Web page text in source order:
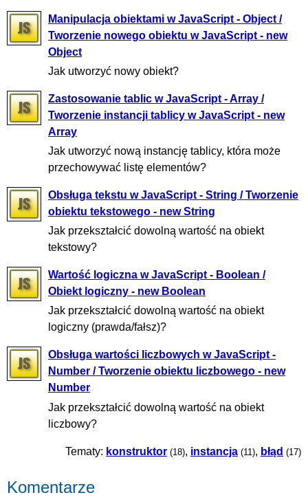
Manipulacja obiektami w JavaScript - Object /
Tworzenie nowego obiektu w JavaScript - new
Object
Jak utworzyć nowy obiekt?
Zastosowanie tablic w JavaScript - Array /
Tworzenie instancji tablicy w JavaScript - new
Array
Jak utworzyć nową instancję tablicy, która może
przechowywać listę elementów?
Obsługa tekstu w JavaScript - String / Tworzenie
obiektu tekstowego - new String
Jak przekształcić dowolną wartość na obiekt
tekstowy?
Wartość logiczna w JavaScript - Boolean /
Obiekt logiczny - new Boolean
Jak przekształcić dowolną wartość na obiekt
logiczny (prawda/fałsz)?
Obsługa wartości liczbowych w JavaScript -
Number / Tworzenie obiektu liczbowego - new
Number
Jak przekształcić dowolną wartość na obiekt
liczbowy?
Tematy: konstruktor (18), instancja (11), błąd (17)
Komentarze